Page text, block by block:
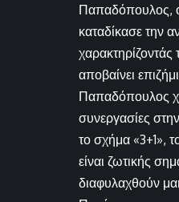
Παπαδόπουλος,
καταδίκασε την
αποβαίνει
Παπαδόπουλος
συνεργασίες
το σχήμα «3+1»,
είναι ζωτικής
διαφυλαχθούν